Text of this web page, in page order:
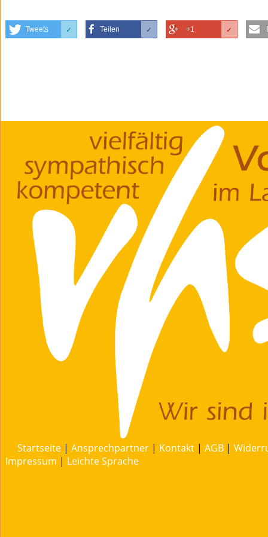
Tweets ✓ Teilen ✓ +1 ✓
Startseite | Ansprechpartner | Kontakt | AGB |
Impressum | Leichte Sprache